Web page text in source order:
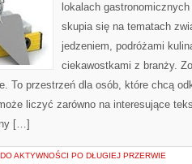
lokalach
skupia się na tematach
jedzeniem, podróżami
ciekawostkami z branży.
To przestrzeń dla osób, które chcą
liczyć zarówno na interesujące
[…]
AKTYWNOŚCI PO DŁUGIEJ PRZERWIE